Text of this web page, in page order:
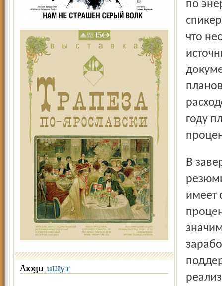
Люди ищут
по
что
году
В завершении своего выступления Анатолий Павлович
имеет